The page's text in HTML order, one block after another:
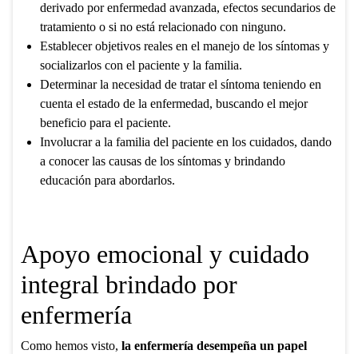
derivado por enfermedad avanzada, efectos secundarios de
tratamiento o si no está relacionado con ninguno.
Establecer objetivos reales en el manejo de los síntomas y
socializarlos con el paciente y la familia.
Determinar la necesidad de tratar el síntoma teniendo en
cuenta el estado de la enfermedad, buscando el mejor
beneficio para el paciente.
Involucrar a la familia del paciente en los cuidados, dando
a conocer las causas de los síntomas y brindando
educación para abordarlos.
Apoyo emocional y cuidado
integral brindado por
enfermería
Como hemos visto, la enfermería desempeña un papel